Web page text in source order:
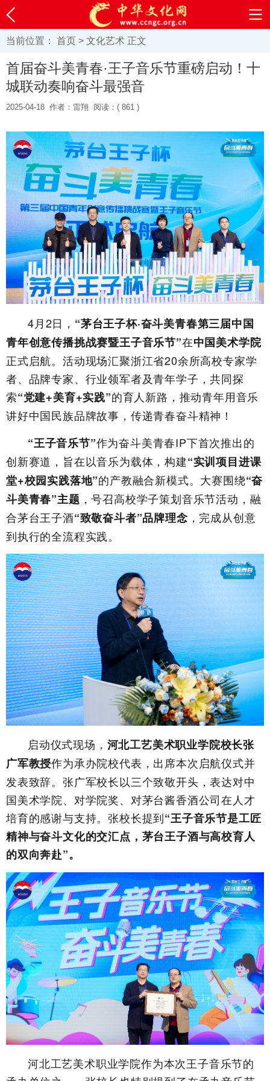
当前位置： 首页 > 文化艺术 正文
首届奋斗美青春·王子音乐节重磅启动！十
城联动奏响奋斗最强音
2025-04-18 作者：雷翔 阅读：( 861 )
4月2日， “茅台王子杯·奋斗美青春第三届中国
青年创意传播挑战赛暨王子音乐节”在中国美术学院
正式启航。活动现场汇聚浙江省20余所高校专家学
者、品牌专家、行业领军者及青年学子，共同探
索“党建+美育+实践”的育人新路，推动青年用音乐
讲好中国民族品牌故事，传递青春奋斗精神！
“王子音乐节”作为奋斗美青春IP下首次推出的
创新赛道，旨在以音乐为载体，构建“实训项目进课
堂+校园实践落地”的产教融合新模式。大赛围绕“奋
斗美青春”主题 ，号召高校学子策划音乐节活动，融
合茅台王子酒“致敬奋斗者”品牌理念，完成从创意
到执行的全流程实践。
启动仪式现场， 河北工艺美术职业学院校长张
广军教授作为承办院校代表，出席本次启航仪式并
发表致辞。张广军校长以三个致敬开头，表达对中
国美术学院、对学院奖、对茅台酱香酒公司在人才
培育的感谢与支持。张校长提到“王子音乐节是工匠
精神与奋斗文化的交汇点，茅台王子酒与高校育人
的双向奔赴”。
河北工艺美术职业学院作为本次王子音乐节的